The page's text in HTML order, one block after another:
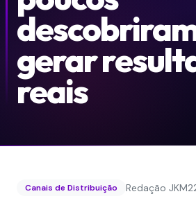
gerar
reais
Canais de Distribuição Redação JKM